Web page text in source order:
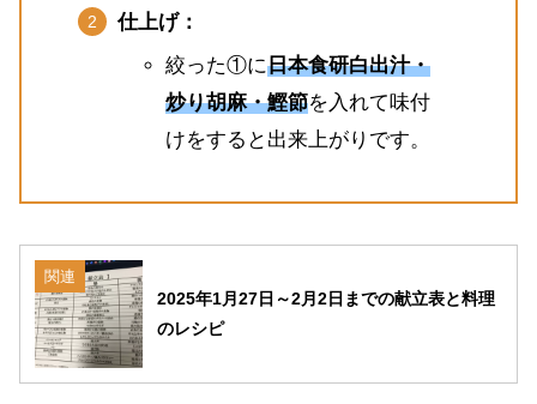
仕上げ：
絞った①に日本食研白出汁・
炒り胡麻・鰹節を入れて味付
けをすると出来上がりです。
関連
2025年1月27日～2月2日までの献立表と料理
のレシピ